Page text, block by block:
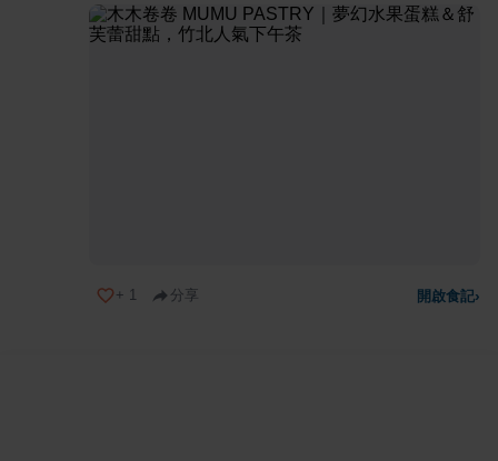
+ 1 分享 開啟食記›